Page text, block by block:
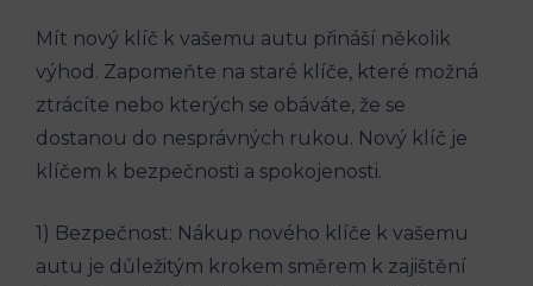
Mít nový⁤ klíč k⁤ vašemu ⁢autu⁤ přináší několik
výhod. Zapomeňte ⁤na staré klíče, které možná
ztrácíte nebo kterých se​ obáváte, že‍ se
dostanou do nesprávných ⁤rukou. Nový klíč je
klíčem k bezpečnosti⁣ a ‍spokojenosti.
1) Bezpečnost: Nákup ⁢nového klíče k vašemu​
autu je důležitým krokem směrem k zajištění